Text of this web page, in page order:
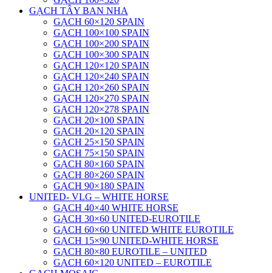
GẠCH TÂY BAN NHA
GẠCH 60×120 SPAIN
GẠCH 100×100 SPAIN
GẠCH 100×200 SPAIN
GẠCH 100×300 SPAIN
GẠCH 120×120 SPAIN
GẠCH 120×240 SPAIN
GẠCH 120×260 SPAIN
GẠCH 120×270 SPAIN
GẠCH 120×278 SPAIN
GẠCH 20×100 SPAIN
GẠCH 20×120 SPAIN
GẠCH 25×150 SPAIN
GẠCH 75×150 SPAIN
GẠCH 80×160 SPAIN
GẠCH 80×260 SPAIN
GẠCH 90×180 SPAIN
UNITED- VLG – WHITE HORSE
GẠCH 40×40 WHITE HORSE
GẠCH 30×60 UNITED-EUROTILE
GẠCH 60×60 UNITED WHITE EUROTILE
GẠCH 15×90 UNITED-WHITE HORSE
GẠCH 80×80 EUROTILE – UNITED
GẠCH 60×120 UNITED – EUROTILE